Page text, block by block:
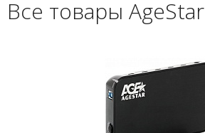
Все товары AgeStar